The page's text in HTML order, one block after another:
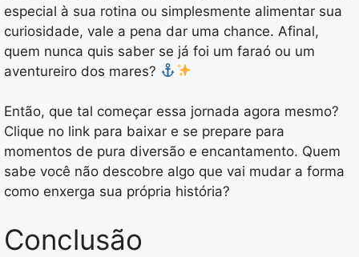
especial à sua rotina ou simplesmente alimentar sua
curiosidade, vale a pena dar uma chance. Afinal,
quem nunca quis saber se já foi um faraó ou um
aventureiro dos mares?
Então, que tal começar essa jornada agora mesmo?
Clique no link para baixar e se prepare para
momentos de pura diversão e encantamento. Quem
sabe você não descobre algo que vai mudar a forma
como enxerga sua própria história?
Conclusão